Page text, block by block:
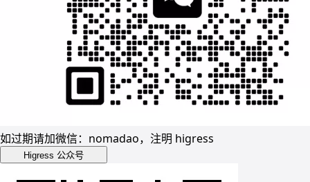
如过期请加微信：nomadao，注明 higress
Higress 公众号